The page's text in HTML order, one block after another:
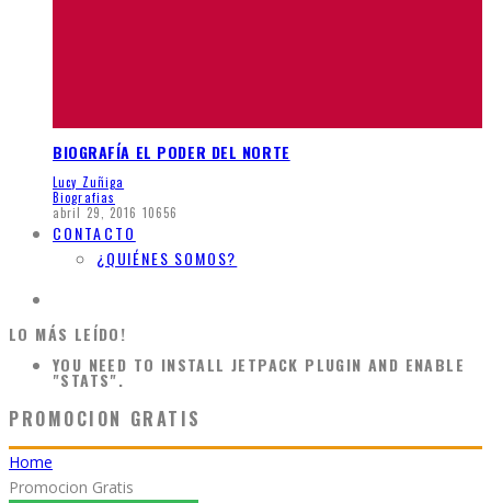
BIOGRAFÍA EL PODER DEL NORTE
Lucy Zuñiga
Biografias
abril 29, 2016 10656
CONTACTO
¿QUIÉNES SOMOS?
LO MÁS LEÍDO!
YOU NEED TO INSTALL JETPACK PLUGIN AND ENABLE
"STATS".
PROMOCION GRATIS
Home
Promocion Gratis